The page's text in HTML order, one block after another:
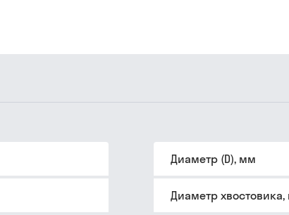
Диаметр (D), мм
Диаметр